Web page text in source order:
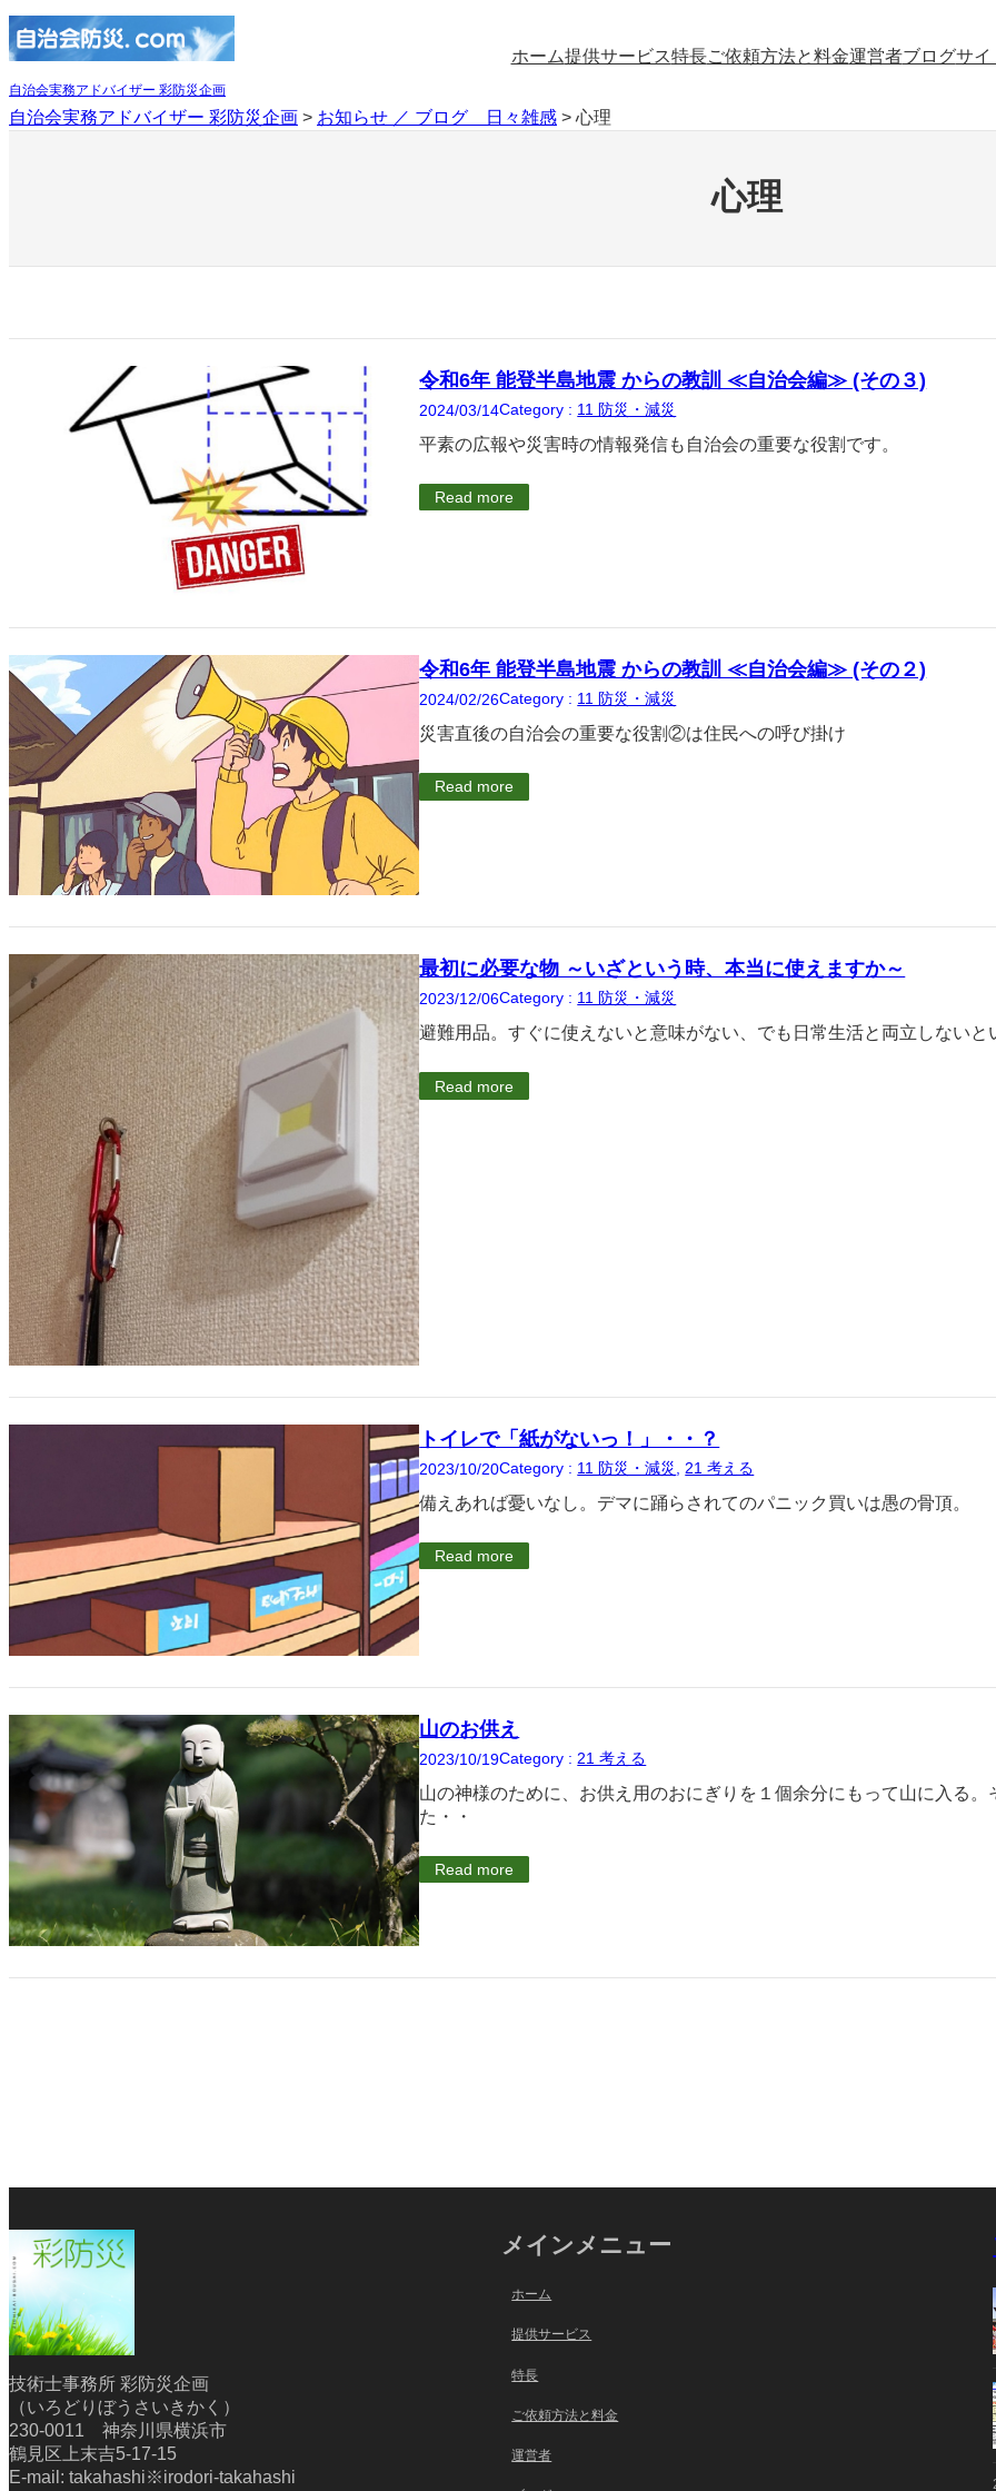
内
容
を
ス
キ
ッ
自治会実務アドバイザー 彩防災企画
ホーム提供サービス特長ご依頼方法と料金運営者ブログサイ
自治会実務アドバイザー 彩防災企画 > お知らせ ／ ブログ 日々雑感 > 心理
心理
令和6年 能登半島地震 からの教訓 ≪自治会編≫ (その３)
2024/03/14Category : 11 防災・減災
平素の広報や災害時の情報発信も自治会の重要な役割です。
Read more
令和6年 能登半島地震 からの教訓 ≪自治会編≫ (その２)
2024/02/26Category : 11 防災・減災
災害直後の自治会の重要な役割②は住民への呼び掛け
Read more
最初に必要な物 ～いざという時、本当に使えますか～
2023/12/06Category : 11 防災・減災
避難用品。すぐに使えないと意味がない、でも日常生活と両立しないと
Read more
トイレで「紙がないっ！」・・？
2023/10/20Category : 11 防災・減災 21 考える
備えあれば憂いなし。デマに踊らされてのパニック買いは愚の骨頂。
Read more
山のお供え
2023/10/19Category : 21 考える
山の神様のために、お供え用のおにぎりを１個余分にもって山に入る。
た・・
Read more
技術士事務所 彩防災企画
（いろどりぼうさいきかく）
230-0011 神奈川県横浜市
鶴見区上末吉5-17-15
E-mail: takahashi※irodori-takahashi
メインメニュー
ホーム
提供サービス
特長
ご依頼方法と料金
運営者